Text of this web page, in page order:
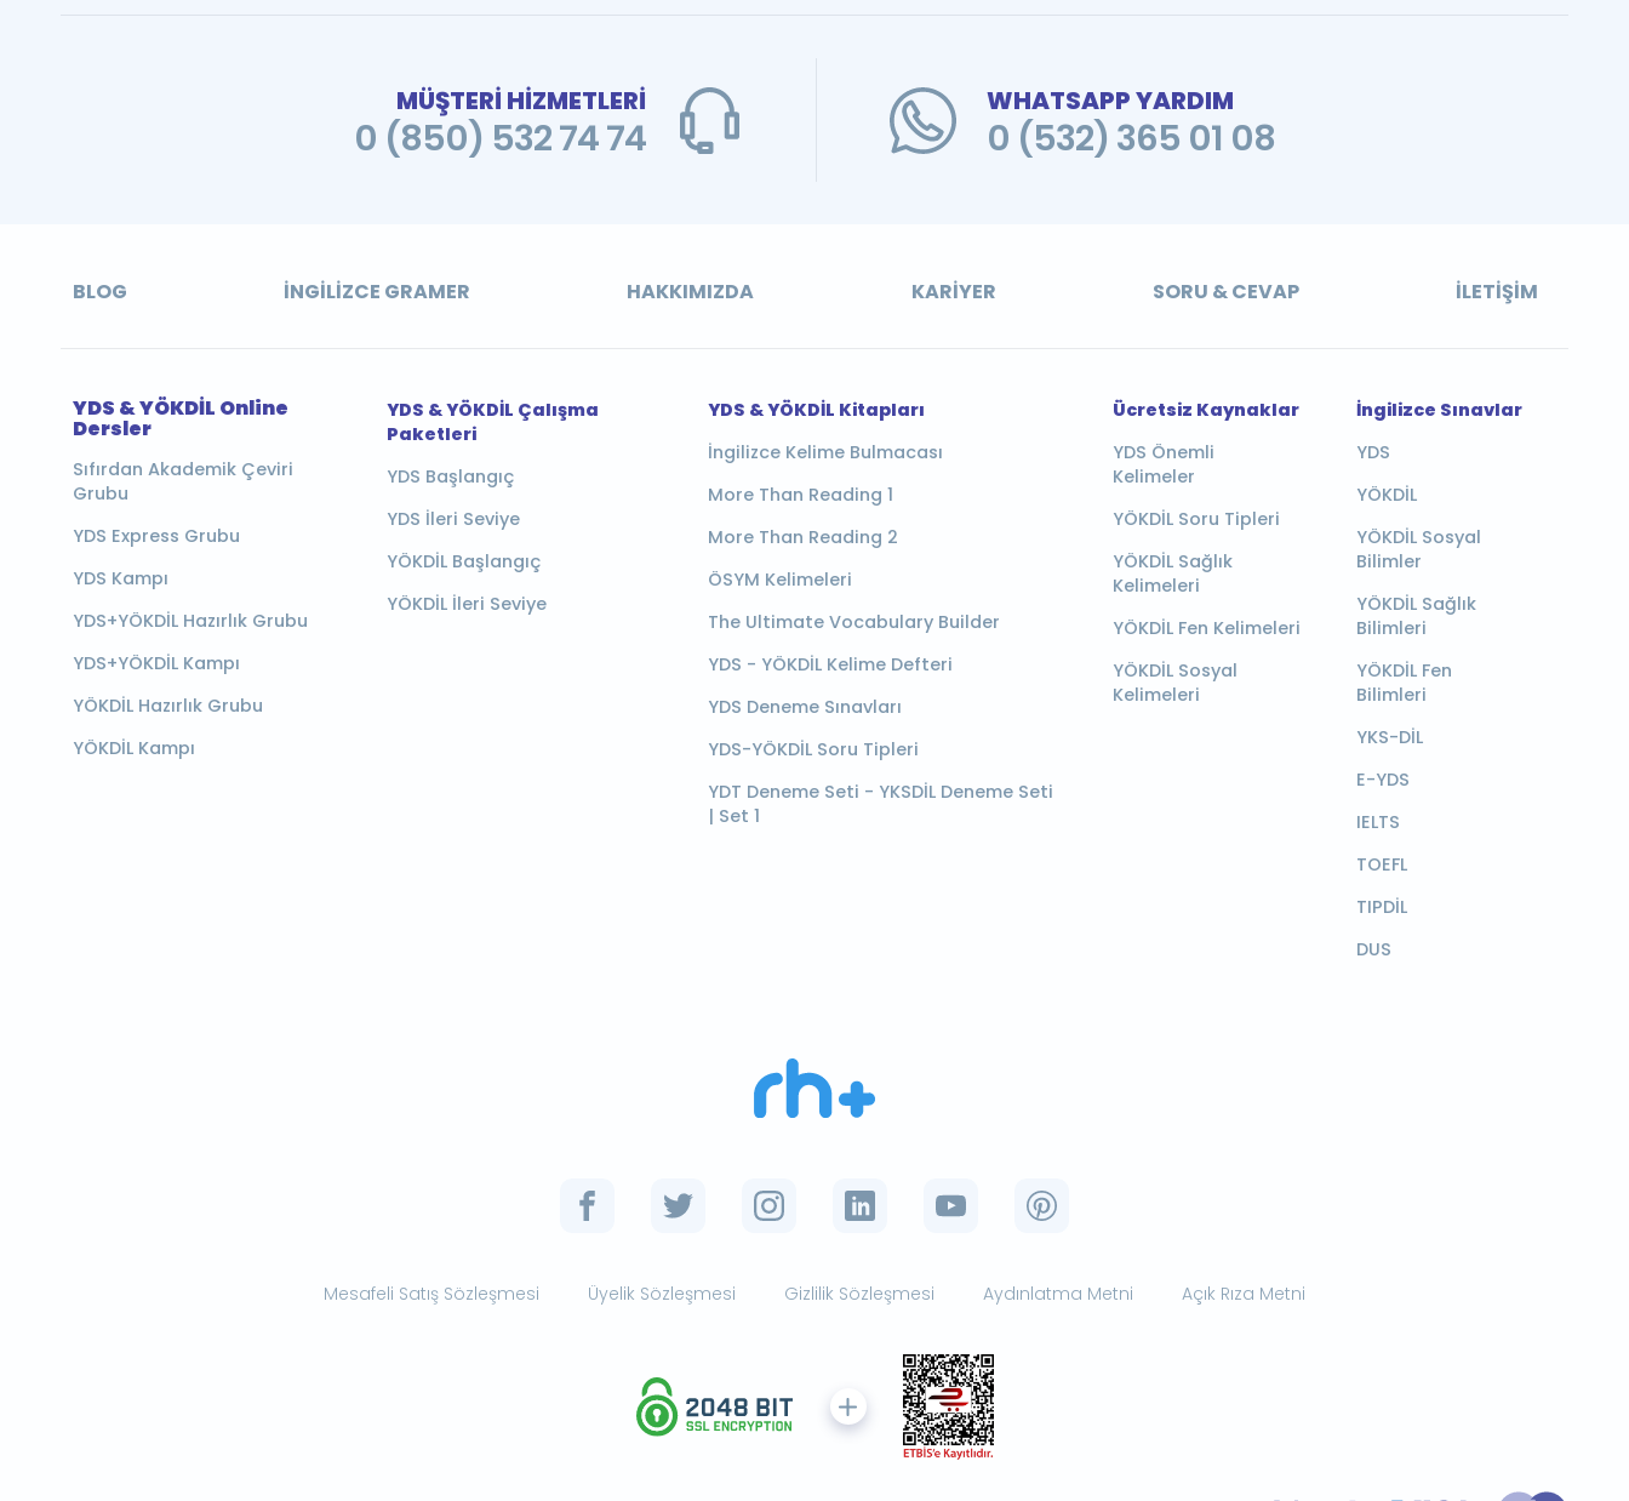
MÜŞTERİ HİZMETLERİ
0 (850) 532 74 74
WHATSAPP YARDIM
0 (532) 365 01 08
BLOG İNGILIZCE GRAMER HAKKIMIZDA KARIYER SORU & CEVAP İLETIŞIM
YDS & YÖKDİL Online
Dersler
Sıfırdan Akademik Çeviri
Grubu
YDS Express Grubu
YDS Kampı
YDS+YÖKDİL Hazırlık Grubu
YDS+YÖKDİL Kampı
YÖKDİL Hazırlık Grubu
YÖKDİL Kampı
YDS & YÖKDİL Çalışma
Paketleri
YDS Başlangıç
YDS İleri Seviye
YÖKDİL Başlangıç
YÖKDİL İleri Seviye
YDS & YÖKDİL Kitapları
İngilizce Kelime Bulmacası
More Than Reading 1
More Than Reading 2
ÖSYM Kelimeleri
The Ultimate Vocabulary Builder
YDS - YÖKDİL Kelime Defteri
YDS Deneme Sınavları
YDS-YÖKDİL Soru Tipleri
YDT Deneme Seti - YKSDİL Deneme Seti
| Set 1
Ücretsiz Kaynaklar
YDS Önemli
Kelimeler
YÖKDİL Soru Tipleri
YÖKDİL Sağlık
Kelimeleri
YÖKDİL Fen Kelimeleri
YÖKDİL Sosyal
Kelimeleri
İngilizce Sınavlar
YDS
YÖKDİL
YÖKDİL Sosyal
Bilimler
YÖKDİL Sağlık
Bilimleri
YÖKDİL Fen
Bilimleri
YKS-DİL
E-YDS
IELTS
TOEFL
TIPDİL
DUS
Mesafeli Satış Sözleşmesi Üyelik Sözleşmesi Gizlilik Sözleşmesi Aydınlatma Metni Açık Rıza Metni